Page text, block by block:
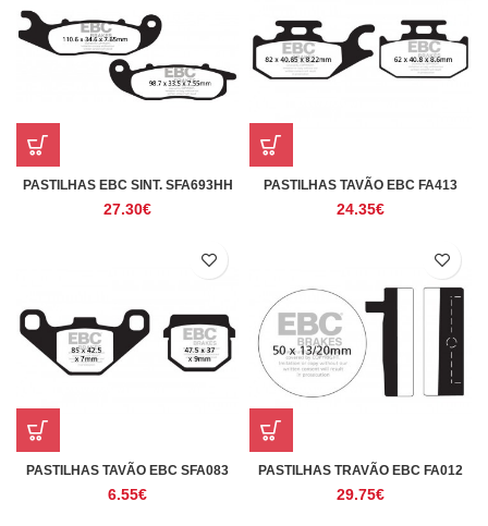
PASTILHAS EBC SINT. SFA693HH
27.30€
PASTILHAS TAVÃO EBC FA413
24.35€
PASTILHAS TAVÃO EBC SFA083
6.55€
PASTILHAS TRAVÃO EBC FA012
29.75€